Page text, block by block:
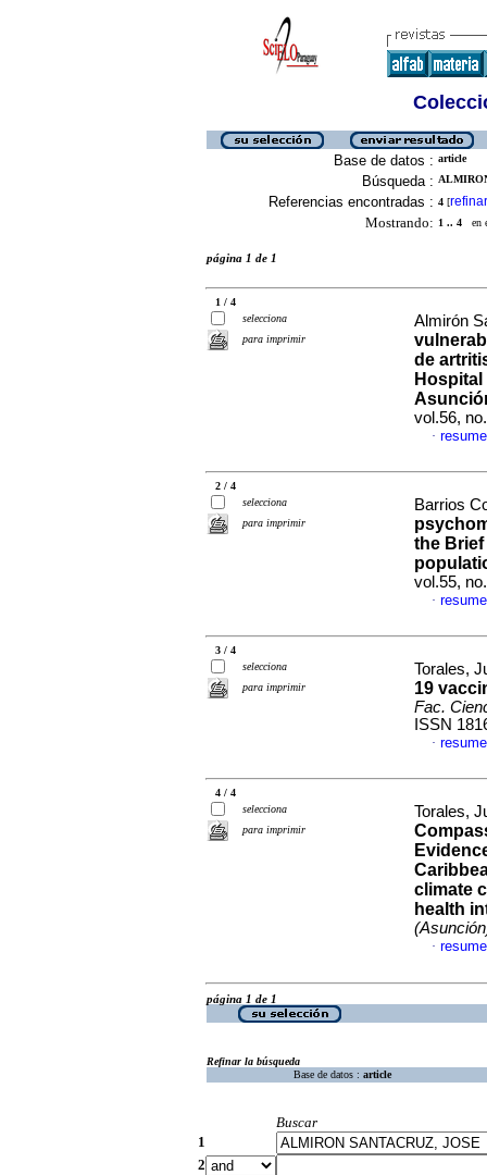
Base de datos : article
Búsqueda :
Referencias encontradas : 4 [refinar
Mostrando: 1 .. 4 en
página 1 de 1
1 / 4
selecciona
para imprimir
Almirón
de
vol.56,
·
2 / 4
selecciona
para imprimir
Barrios
the Brief
vol.55,
·
3 / 4
selecciona
para imprimir
Torales,
19
Fac.
ISSN
·
4 / 4
selecciona
para imprimir
Torales,
climate
health
·
página 1 de 1
Refinar la búsqueda
Base de datos : article
Buscar
1
2